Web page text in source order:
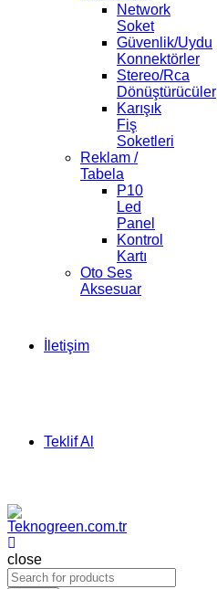
Network
Soket
Güvenlik/Uydu
Konnektörler
Stereo/Rca
Dönüştürücüler
Karışık
Fiş
Soketleri
Reklam /
Tabela
P10
Led
Panel
Kontrol
Kartı
Oto Ses
Aksesuar
İletişim
Teklif Al
close